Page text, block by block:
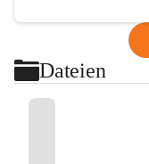
Dateien